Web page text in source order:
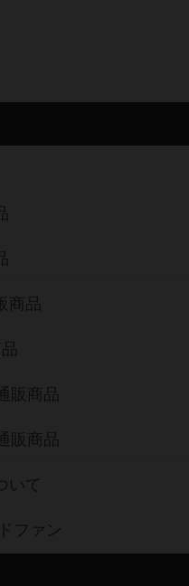
商品
販商品
販商品
いて
ファン